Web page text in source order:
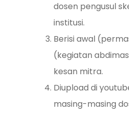
dosen pengusul
institusi.
Berisi awal
(kegiatan
kesan mitra.
Diupload di
masing-masing